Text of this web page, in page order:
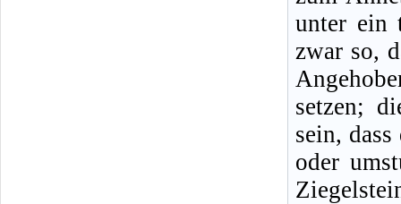
unter ein
zwar so,
setzen;
sein,
oder